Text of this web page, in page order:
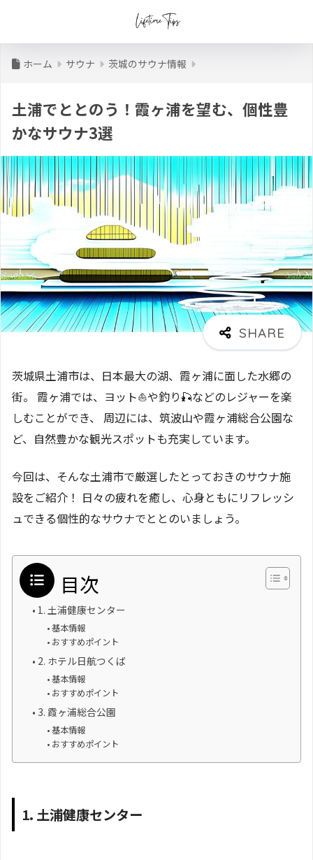
ホーム サウナ 茨城のサウナ情報
土浦でととのう！霞ヶ浦を望む、個性豊
かなサウナ3選
茨城県土浦市は、日本最大の湖、霞ヶ浦に面した水郷の
街。 霞ヶ浦では、ヨット⛵や釣り🎣などのレジャーを楽
しむことができ、 周辺には、筑波山や霞ヶ浦総合公園な
ど、自然豊かな観光スポットも充実しています。
今回は、そんな土浦市で厳選したとっておきのサウナ施
設をご紹介！ 日々の疲れを癒し、心身ともにリフレッシ
ュできる個性的なサウナでととのいましょう。
目次
1. 土浦健康センター
基本情報
おすすめポイント
2. ホテル日航つくば
基本情報
おすすめポイント
3. 霞ヶ浦総合公園
基本情報
おすすめポイント
1. 土浦健康センター